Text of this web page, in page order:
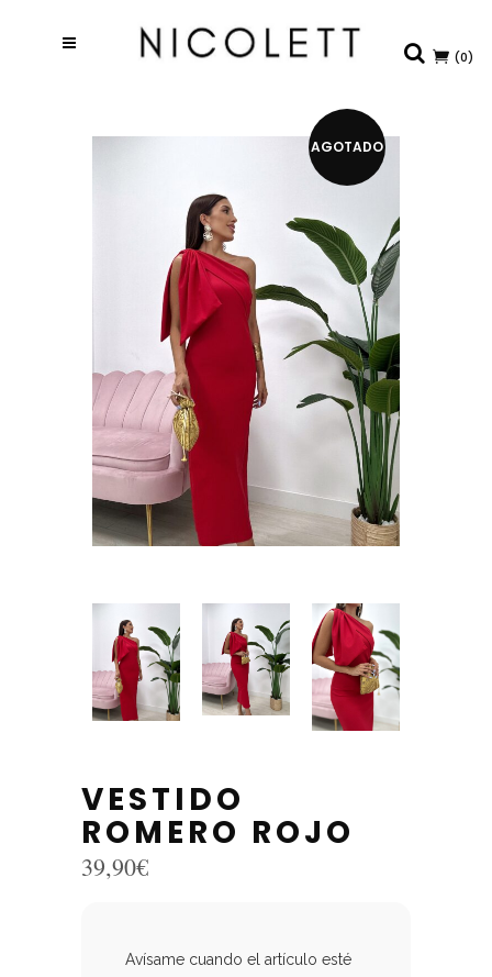
(0)
AGOTADO
VESTIDO
ROMERO ROJO
39,90€
Avísame cuando el artículo esté